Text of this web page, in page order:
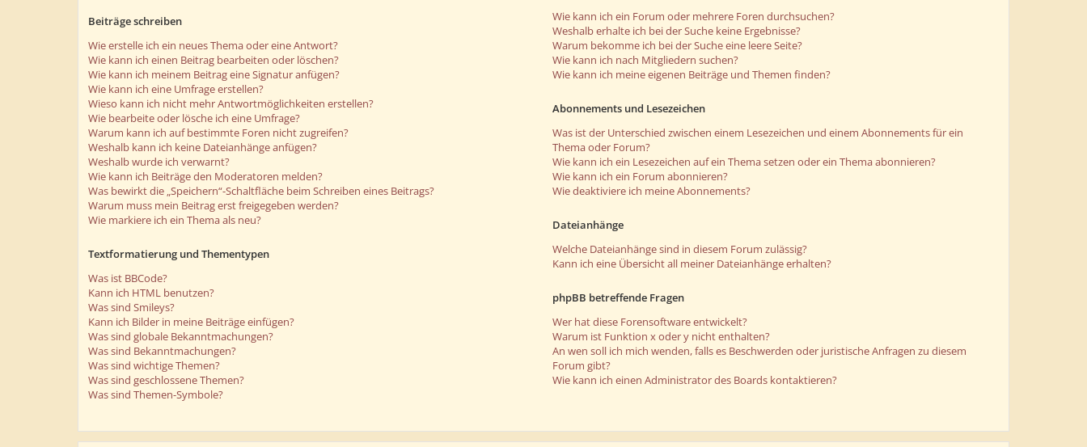
Beiträge schreiben
Wie erstelle ich ein neues Thema oder eine Antwort?
Wie kann ich einen Beitrag bearbeiten oder löschen?
Wie kann ich meinem Beitrag eine Signatur anfügen?
Wie kann ich eine Umfrage erstellen?
Wieso kann ich nicht mehr Antwortmöglichkeiten erstellen?
Wie bearbeite oder lösche ich eine Umfrage?
Warum kann ich auf bestimmte Foren nicht zugreifen?
Weshalb kann ich keine Dateianhänge anfügen?
Weshalb wurde ich verwarnt?
Wie kann ich Beiträge den Moderatoren melden?
Was bewirkt die „Speichern“-Schaltfläche beim Schreiben eines Beitrags?
Warum muss mein Beitrag erst freigegeben werden?
Wie markiere ich ein Thema als neu?
Textformatierung und Thementypen
Was ist BBCode?
Kann ich HTML benutzen?
Was sind Smileys?
Kann ich Bilder in meine Beiträge einfügen?
Was sind globale Bekanntmachungen?
Was sind Bekanntmachungen?
Was sind wichtige Themen?
Was sind geschlossene Themen?
Was sind Themen-Symbole?
Wie kann ich ein Forum oder mehrere Foren durchsuchen?
Weshalb erhalte ich bei der Suche keine Ergebnisse?
Warum bekomme ich bei der Suche eine leere Seite?
Wie kann ich nach Mitgliedern suchen?
Wie kann ich meine eigenen Beiträge und Themen finden?
Abonnements und Lesezeichen
Was ist der Unterschied zwischen einem Lesezeichen und einem Abonnements für ein
Thema oder Forum?
Wie kann ich ein Lesezeichen auf ein Thema setzen oder ein Thema abonnieren?
Wie kann ich ein Forum abonnieren?
Wie deaktiviere ich meine Abonnements?
Dateianhänge
Welche Dateianhänge sind in diesem Forum zulässig?
Kann ich eine Übersicht all meiner Dateianhänge erhalten?
phpBB betreffende Fragen
Wer hat diese Forensoftware entwickelt?
Warum ist Funktion x oder y nicht enthalten?
An wen soll ich mich wenden, falls es Beschwerden oder juristische Anfragen zu diesem
Forum gibt?
Wie kann ich einen Administrator des Boards kontaktieren?